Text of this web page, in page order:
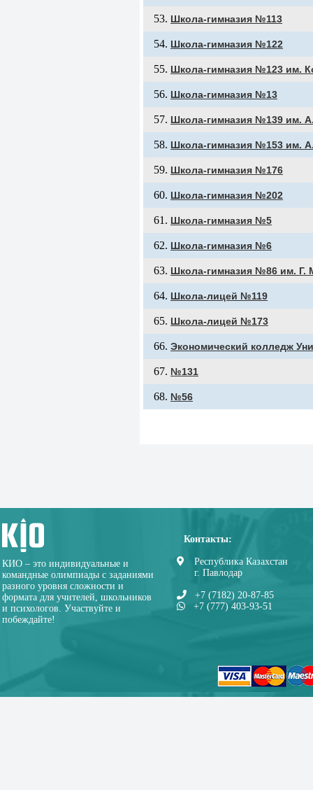
Школа-гимназия №113
Школа-гимназия №122
Школа-гимназия №123 им.
Школа-гимназия №13
Школа-гимназия №139 им.
Школа-гимназия №153 им.
Школа-гимназия №176
Школа-гимназия №202
Школа-гимназия №5
Школа-гимназия №6
Школа-гимназия №86 им. Г.
Школа-лицей №119
Школа-лицей №173
Экономический колледж
№131
№56
КИО – это индивидуальные и
командные олимпиады с заданиями
разного уровня сложности и
формата для учителей, школьников
и психологов. Участвуйте и
побеждайте!
Контакты:
Республика Казахстан
г. Павлодар
+7 (7182) 20-87-85
+7 (777) 403-93-51